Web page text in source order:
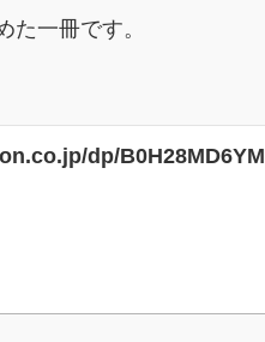
た一冊です。
dp/B0H28MD6YM